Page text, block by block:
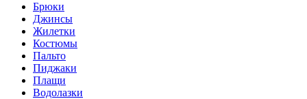
Брюки
Джинсы
Жилетки
Костюмы
Пальто
Пиджаки
Плащи
Водолазки